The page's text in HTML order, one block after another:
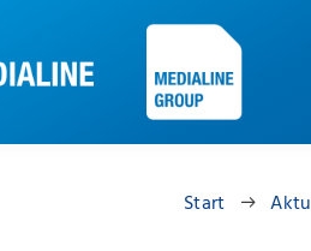
Start